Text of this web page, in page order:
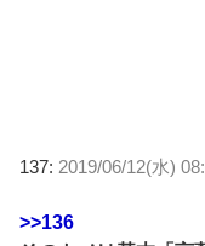
137: 2019/06/12(水)
>>136